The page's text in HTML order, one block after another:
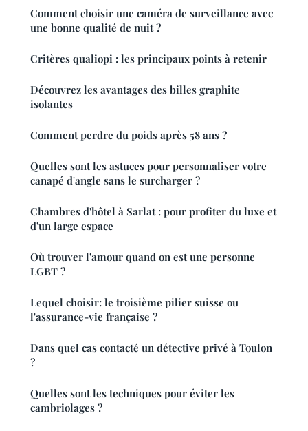
Comment choisir une caméra de surveillance avec
une bonne qualité de nuit ?
Critères qualiopi : les principaux points à retenir
Découvrez les avantages des billes graphite
isolantes
Comment perdre du poids après 58 ans ?
Quelles sont les astuces pour personnaliser votre
canapé d'angle sans le surcharger ?
Chambres d'hôtel à Sarlat : pour profiter du luxe et
d'un large espace
Où trouver l'amour quand on est une personne
LGBT ?
Lequel choisir: le troisième pilier suisse ou
l'assurance-vie française ?
Dans quel cas contacté un détective privé à Toulon
?
Quelles sont les techniques pour éviter les
cambriolages ?